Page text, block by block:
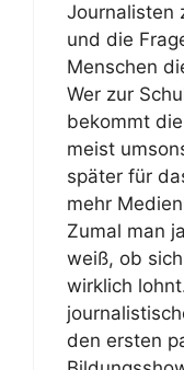
Journalisten
und die
Menschen
Wer zur
bekommt
meist
später für
mehr
Zumal man
weiß, ob
wirklich
den ersten